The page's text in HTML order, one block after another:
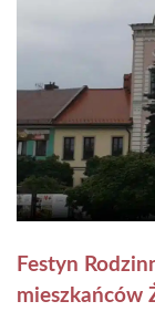
Festyn
mieszkańców